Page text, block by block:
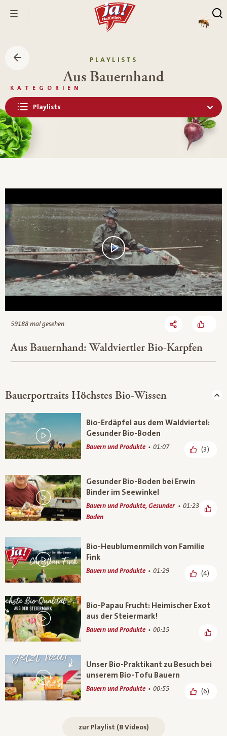
PLAYLISTS
Aus Bauernhand
KATEGORIEN
Playlists
59188 mal gesehen
Aus Bauernhand: Waldviertler Bio-Karpfen
Bauerportraits Höchstes Bio-Wissen
Bio-Erdäpfel aus dem Waldviertel:
Gesunder Bio-Boden
Bauern und Produkte 01:07 (3)
Gesunder Bio-Boden bei Erwin
Binder im Seewinkel
Bauern und Produkte, Gesunder
Boden
01:23
Bio-Heublumenmilch von Familie
Fink
Bauern und Produkte 01:29 (4)
Bio-Papau Frucht: Heimischer Exot
aus der Steiermark!
Bauern und Produkte 00:15
Unser Bio-Praktikant zu Besuch bei
unserem Bio-Tofu Bauern
Bauern und Produkte 00:55 (6)
zur Playlist (8 Videos)